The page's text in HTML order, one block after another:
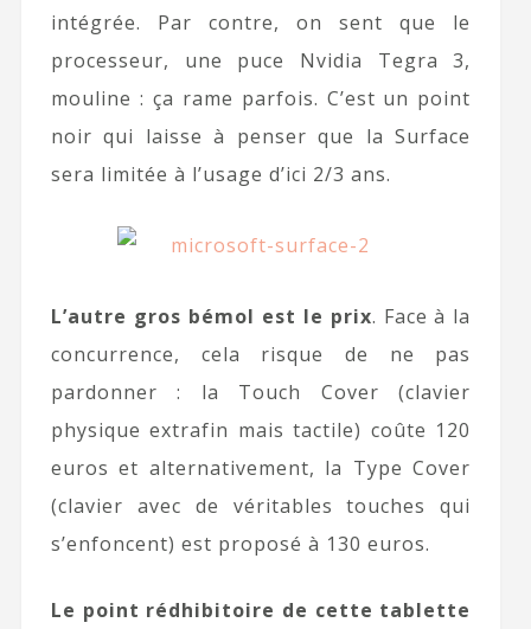
intégrée. Par contre, on sent que le
processeur, une puce Nvidia Tegra 3,
mouline : ça rame parfois. C’est un point
noir qui laisse à penser que la Surface
sera limitée à l’usage d’ici 2/3 ans.
L’autre gros bémol est le prix. Face à la
concurrence, cela risque de ne pas
pardonner : la Touch Cover (clavier
physique extrafin mais tactile) coûte 120
euros et alternativement, la Type Cover
(clavier avec de véritables touches qui
s’enfoncent) est proposé à 130 euros.
Le point rédhibitoire de cette tablette